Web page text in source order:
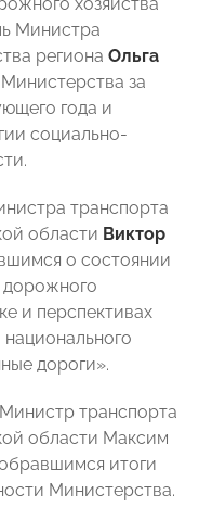
Министра
региона Ольга
за
года и
социально-
транспорта
области Виктор
о состоянии
и перспективах
дороги».
транспорта
области Максим
итоги
Министерства.